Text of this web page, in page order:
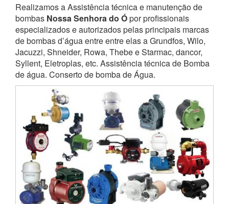
Realizamos a Assistência técnica e manutenção de
bombas Nossa Senhora do Ópor profissionais
especializados e autorizados pelas principais marcas
de bombas d’água entre entre elas a Grundfos, Wilo,
Jacuzzi, Shneider, Rowa, Thebe e Starmac, dancor,
Syllent, Eletroplas, etc. Assistência técnica de Bomba
de água. Conserto de bomba de Água.